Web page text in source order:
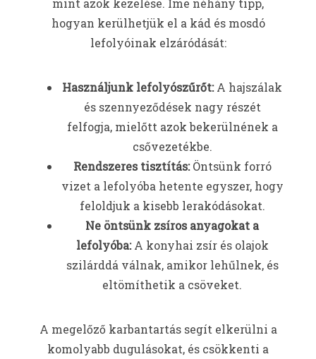
mint azok kezelése. Íme néhány tipp,
hogyan kerülhetjük el a kád és mosdó
lefolyóinak elzáródását:
Használjunk lefolyószűrőt:A hajszálak
és szennyeződések nagy részét
felfogja, mielőtt azok bekerülnének a
csővezetékbe.
Rendszeres tisztítás:Öntsünk forró
vizet a lefolyóba hetente egyszer, hogy
feloldjuk a kisebb lerakódásokat.
Ne öntsünk zsíros anyagokat a
lefolyóba:A konyhai zsír és olajok
szilárddá válnak, amikor lehűlnek, és
eltömíthetik a csöveket.
A megelőző karbantartás segít elkerülni a
komolyabb dugulásokat, és csökkenti a